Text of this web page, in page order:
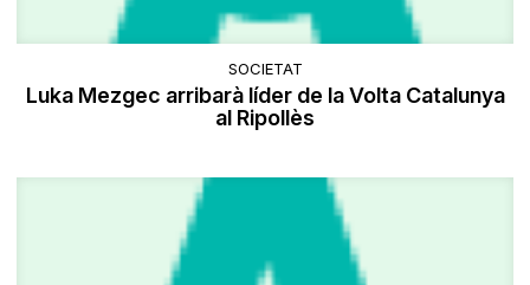
SOCIETAT
Luka Mezgec arribarà líder de la Volta Catalunya
al Ripollès